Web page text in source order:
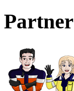
Partner